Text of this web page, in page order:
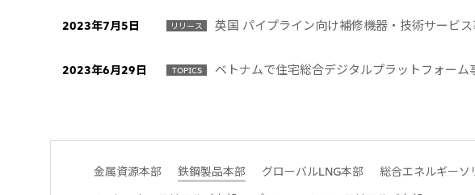
2023年7月5日 リリース 英国 パイプライン向け補修機器・技術サービ
2023年6月29日 TOPICS ベトナムで住宅総合デジタルプラットフォーム
金属資源本部 鉄鋼製品本部 グローバルLNG本部 総合エネルギーソ